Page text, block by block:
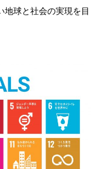
地球と社会の実現を目